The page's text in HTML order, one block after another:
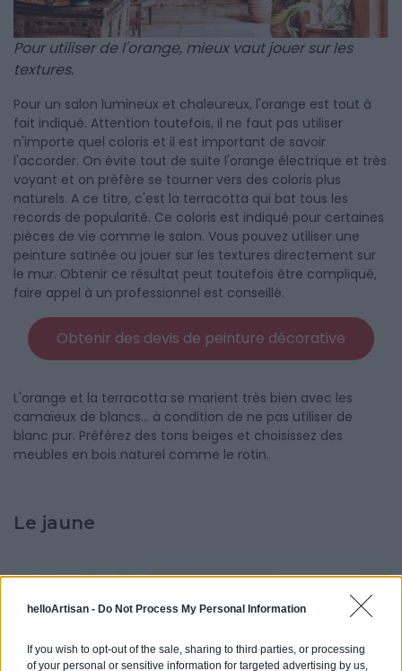
helloArtisan - Do Not Process My Personal Information
If you wish to opt-out of the sale, sharing to third parties, or processing
of your personal or sensitive information for targeted advertising by us,
Pour utiliser de l'orange, mieux vaut jouer sur les
textures.
Pour un salon lumineux et chaleureux, l'orange est tout à
fait indiqué. Attention toutefois, il ne faut pas utiliser
n'importe quel coloris et il est important de savoir
l'accorder. On évite tout de suite l'orange électrique et très
voyant et on préfère se tourner vers des coloris plus
naturels. A ce titre, c'est la terracotta qui bat tous les
records de popularité. Ce coloris est indiqué pour certaines
pièces de vie comme le salon. Vous pouvez utiliser une
peinture satinée ou jouer sur les textures directement sur
le mur. Obtenir ce résultat peut toutefois être compliqué,
faire appel à un professionnel est conseillé.
Obtenir des devis de peinture décorative
L'orange et la terracotta se marient très bien avec les
camaïeux de blancs... à condition de ne pas utiliser de
blanc pur. Préférez des tons beiges et choisissez des
meubles en bois naturel comme le rotin.
Le jaune